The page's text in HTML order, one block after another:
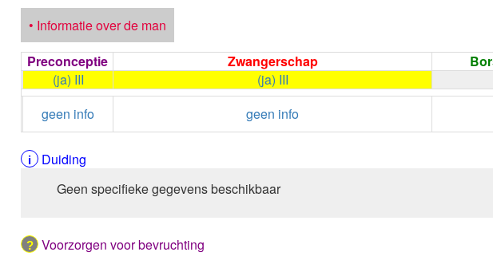
• Informatie over de man
Preconceptie
Zwangerschap
(ja) III
(ja) III
geen info
geen info
Duiding
Geen specifieke gegevens beschikbaar
Voorzorgen voor bevruchting